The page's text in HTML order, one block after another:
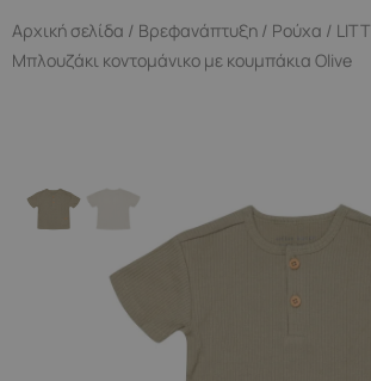
Αρχική σελίδα / Βρεφανάπτυξη / Ρούχα /
Μπλουζάκι κοντομάνικο με κουμπάκια Olive